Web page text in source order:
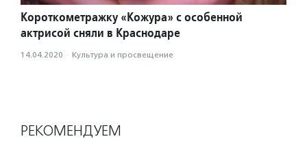
Короткометражку «Кожура» с особенной
актрисой сняли в Краснодаре
14.04.2020 · Культура и просвещение
РЕКОМЕНДУЕМ